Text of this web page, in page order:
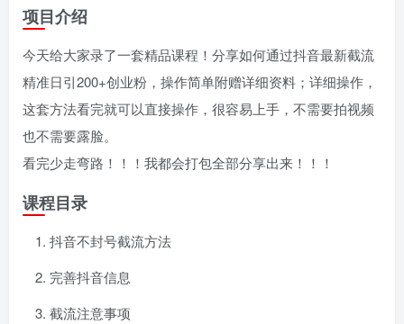
项目介绍
今天给大家录了一套精品课程！分享如何通过抖音最新截流
精准日引200+创业粉，操作简单附赠详细资料；详细操作，
这套方法看完就可以直接操作，很容易上手，不需要拍视频
也不需要露脸。
看完少走弯路！！！我都会打包全部分享出来！！！
课程目录
抖音不封号截流方法
完善抖音信息
截流注意事项